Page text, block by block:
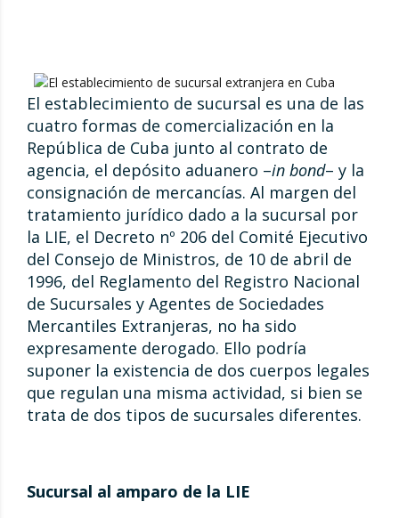
El establecimiento de sucursal es una de las
cuatro formas de comercialización en la
República de Cuba junto al contrato de
agencia, el depósito aduanero –in bond– y la
consignación de mercancías. Al margen del
tratamiento jurídico dado a la sucursal por
la LIE, el Decreto nº 206 del Comité Ejecutivo
del Consejo de Ministros, de 10 de abril de
1996, del Reglamento del Registro Nacional
de Sucursales y Agentes de Sociedades
Mercantiles Extranjeras, no ha sido
expresamente derogado. Ello podría
suponer la existencia de dos cuerpos legales
que regulan una misma actividad, si bien se
trata de dos tipos de sucursales diferentes.
Sucursal al amparo de la LIE